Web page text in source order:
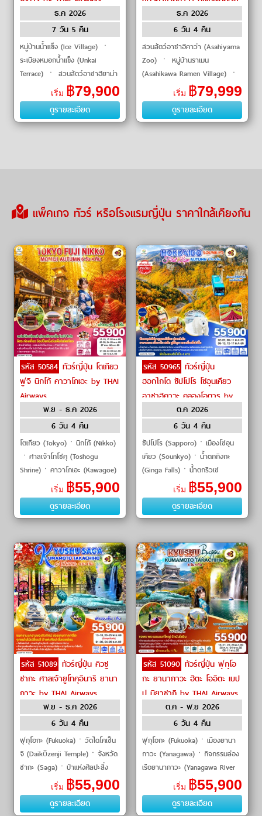
ธ.ค 2026
7 วัน 5 คืน
หมู่บ้านน้ำแข็ง (Ice Village) ㆍ
ระเบียงหมอกน้ำแข็ง (Unkai
Terrace) ㆍ สวนสัตว์อาซาฮิยาม่า
(Asahiyama Zoo) ㆍ คลองโอตา
รุ (Otaru Canal) ㆍ โรงงานช็อก
โ�
เริ่ม ฿79,900
ดูรายละเอียด
by THAI Airways
ธ.ค 2026
6 วัน 4 คืน
สวนสัตว์อาซาฮิคาว่า (Asahiyama
Zoo) ㆍ หมู่บ้านราเมน
(Asahikawa Ramen Village) ㆍ
ศาลเจ้าคามิกาว่า (Kamikawa
Shrine) ㆍ ชิกิไซโนะโอกะ
(Shikisai no Oka) ㆍ นิงเกิ�
เริ่ม ฿79,999
ดูรายละเอียด
แพ็คเกจ ทัวร์ หรือโรงแรมญี่ปุ่น ราคาใกล้เคียงกัน
รหัส 50584 ทัวร์ญี่ปุ่น โตเกียว
ฟูจิ นิกโก้ คาวาโกเอะ by THAI
Airways
พ.ย - ธ.ค 2026
6 วัน 4 คืน
โตเกียว (Tokyo)ㆍนิกโก้ (Nikko)
ㆍศาลเจ้าโทโชคุ (Toshogu
Shrine)ㆍคาวาโกเอะ (Kawagoe)
ㆍหอระฆังโทคิโนะคาเนะ (Toki no
Kane)ㆍศาลเจ้าฮิคาวะ (Hikawa
Shrine)ㆍทะ�
เริ่ม ฿55,900
ดูรายละเอียด
รหัส 50965 ทัวร์ญี่ปุ่น
ฮอกไกโด ซัปโปโร โซอุนเคียว
อาซาฮิคาวะ คลองโอตารุ by
THAI Airwaysต.ค 2026
6 วัน 4 คืน
ซัปโปโร (Sapporo)ㆍเมืองโซอุน
เคียว (Sounkyo)ㆍน้ำตกกิงกะ
(Ginga Falls)ㆍน้ำตกริวเซ
(Ryusei Falls)ㆍกระเช้าคุโรดาเกะ
(Kurodake Ropeway)ㆍเมืองอา
ซาฮิคาว�
เริ่ม ฿55,900
ดูรายละเอียด
รหัส 51089 ทัวร์ญี่ปุ่น คิวชู
ซากะ ศาลเจ้ายูโทคุอินาริ ยานา
กาวะ by THAI Airways
พ.ย - ธ.ค 2026
6 วัน 4 คืน
ฟุกุโอกะ (Fukuoka)ㆍวัดไดโคเซ็น
จิ (Daikōzenji Temple)ㆍจังหวัด
ซากะ (Saga)ㆍป่าแห่งศิลปะสิ่ง
แวดล้อม (Forest of
Environmental Art)ㆍศาลเจ้ายูโท
คุ อินาร
เริ่ม ฿55,900
ดูรายละเอียด
รหัส 51090 ทัวร์ญี่ปุ่น ฟุกุโอ
กะ ยานากาวะ ฮิตะ โออิตะ เบป
ปุ มิยาซากิ by THAI Airways
ต.ค - พ.ย 2026
6 วัน 4 คืน
ฟุกุโอกะ (Fukuoka)ㆍเมืองยานา
กาวะ (Yanagawa)ㆍกิจกรรมล่อง
เรือยานากาวะ (Yanagawa River
Cruise)ㆍเมืองฮิตะ (Hita)ㆍลิต
เติ้ลเกียวโตแห่งคิวชู ถ�
เริ่ม ฿55,900
ดูรายละเอียด